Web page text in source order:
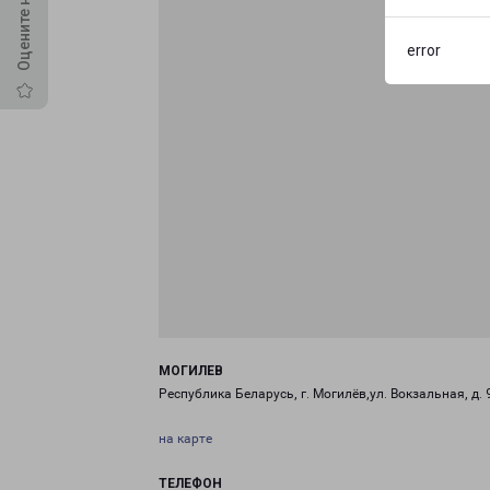
error
МОГИЛЕВ
Республика Беларусь, г. Могилёв,ул. Вокзальная, д.
на карте
ТЕЛЕФОН